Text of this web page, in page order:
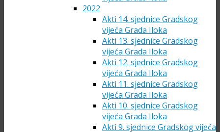
2022
Akti 14. sjednice Gradskog
vijeća Grada Iloka
Akti 13. sjednice Gradskog
vijeća Grada Iloka
Akti 12. sjednice Gradskog
vijeća Grada Iloka
Akti 11. sjednice Gradskog
vijeća Grada Iloka
Akti 10. sjednice Gradskog
vijeća Grada Iloka
Akti 9. sjednice Gradskog vijeća